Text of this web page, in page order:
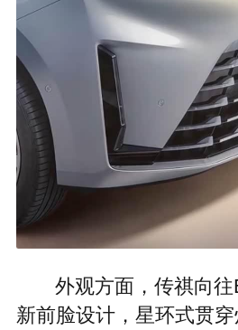
外观方面，传祺向
新前脸设计，星环式贯